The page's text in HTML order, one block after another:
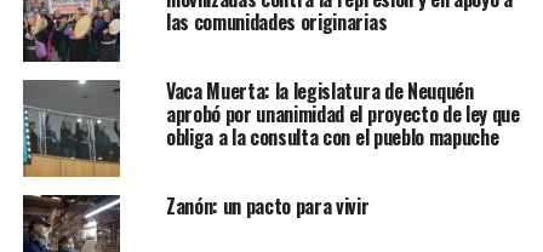
las comunidades originarias
Vaca Muerta: la legislatura de Neuquén
aprobó por unanimidad el proyecto de ley que
obliga a la consulta con el pueblo mapuche
Zanón: un pacto para vivir